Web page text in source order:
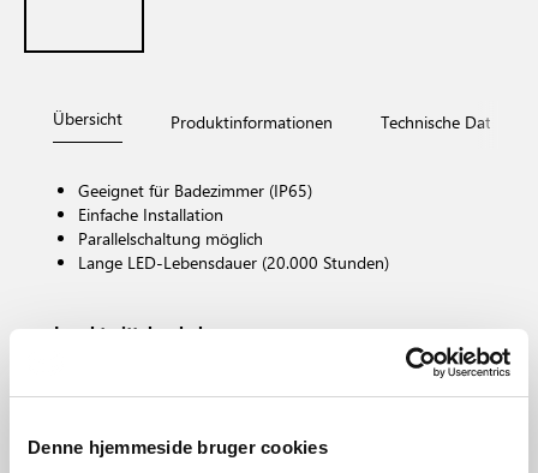
Denne hjemmeside bruger cookies
Übersicht Produktinformationen Technische Daten
Geeignet für Badezimmer (IP65)
Einfache Installation
Parallelschaltung möglich
Lange LED-Lebensdauer (20.000 Stunden)
Leuchtmittelsockel
Farbtemperatur (K)